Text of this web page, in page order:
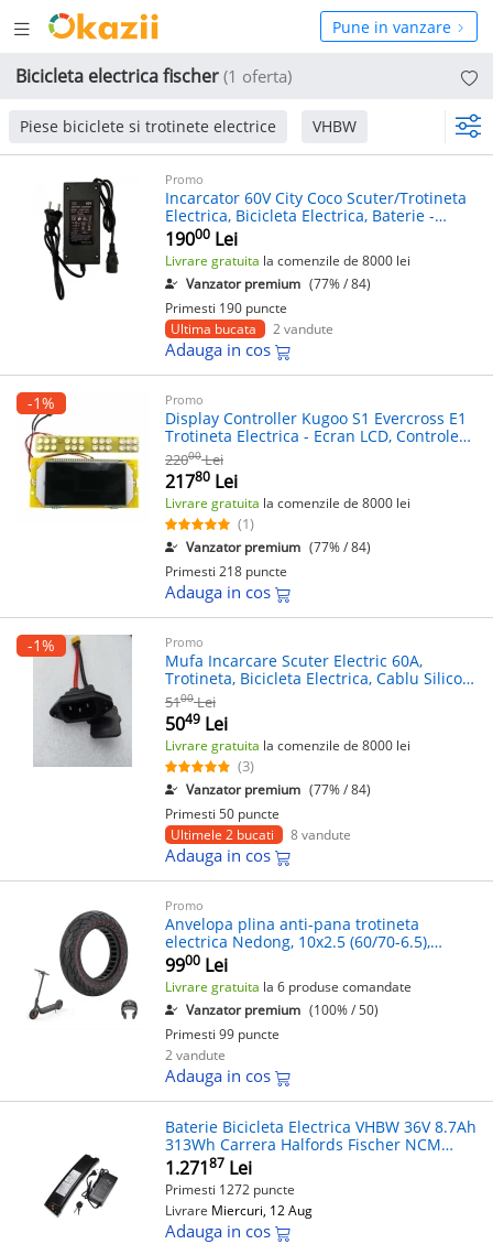
Deschide
meniul
Pune in vanzare
Bicicleta electrica fischer (1 oferta)
Piese biciclete si trotinete electrice VHBW
Promo
Incarcator 60V City Coco Scuter/Trotineta
Electrica, Bicicleta Electrica, Baterie -
Model 2024
19000 Lei
Livrare gratuita la comenzile de 8000 lei
Vanzator premium (77% / 84)
Primesti 190 puncte
Ultima bucata
2 vandute
Adauga in cos
-1% Promo
Display Controller Kugoo S1 Evercross E1
Trotineta Electrica - Ecran LCD, Controler
Bicicleta Electrica, Kit 2023
22000 Lei
21780 Lei
Livrare gratuita la comenzile de 8000 lei
(1)
Vanzator premium (77% / 84)
Primesti 218 puncte
Adauga in cos
-1% Promo
Mufa Incarcare Scuter Electric 60A,
Trotineta, Bicicleta Electrica, Cablu Silicon
Clasa A
5100 Lei
5049 Lei
Livrare gratuita la comenzile de 8000 lei
(3)
Vanzator premium (77% / 84)
Primesti 50 puncte
Ultimele 2 bucati
8 vandute
Adauga in cos
Promo
Anvelopa plina anti-pana trotineta
electrica Nedong, 10x2.5 (60/70-6.5),
compatibila Ninebot Max G30/G30D,
Xiaomi Mi4/Pro/Ultra, Zero 10X, 45mm
9900 Lei
Livrare gratuita la 6 produse comandate
Vanzator premium (100% / 50)
Primesti 99 puncte
2 vandute
Adauga in cos
Baterie Bicicleta Electrica VHBW 36V 8.7Ah
313Wh Carrera Halfords Fischer NCM
Compatibila
1.27187 Lei
Primesti 1272 puncte
Livrare Miercuri, 12 Aug
Adauga in cos